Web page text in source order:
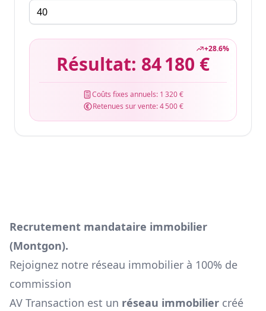
+28.6%
Résultat: 84 180 €
Coûts fixes annuels: 1 320 €
Retenues sur vente:4 500 €
Recrutement mandataire immobilier
(Montgon).
Rejoignez notre réseau immobilier à 100% de
commission
AV Transaction est un réseau immobilier créé